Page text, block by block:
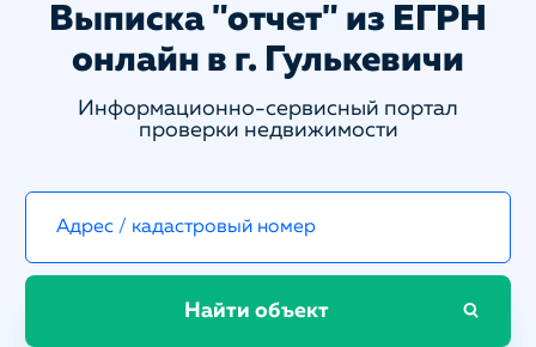
Выписка "отчет" из ЕГРН
онлайн в г. Гулькевичи
Информационно-сервисный портал
проверки недвижимости
Найти объект